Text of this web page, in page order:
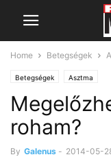
Home Betegségek
Betegségek Asztma
roham?
By Galenus - 2014-05-